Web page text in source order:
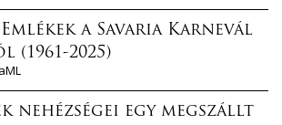
Emlékek a Savaria Karnevál
2025)
nehézségei egy megszállt